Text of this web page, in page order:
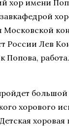
хор имени
России Лев
Попова,
хорового